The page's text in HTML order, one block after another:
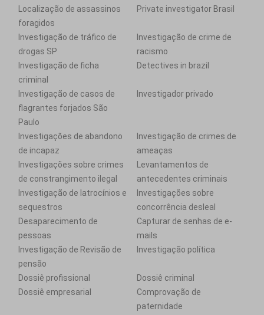
Localização de assassinos
foragidos
Private investigator Brasil
Investigação de tráfico de
drogas SP
Investigação de crime de
racismo
Investigação de ficha
criminal
Detectives in brazil
Investigação de casos de
flagrantes forjados São
Paulo
Investigador privado
Investigações de abandono
de incapaz
Investigação de crimes de
ameaças
Investigações sobre crimes
de constrangimento ilegal
Levantamentos de
antecedentes criminais
Investigação de latrocínios e
sequestros
Investigações sobre
concorrência desleal
Desaparecimento de
pessoas
Capturar de senhas de e-
mails
Investigação de Revisão de
pensão
Investigação política
Dossiê profissional
Dossiê criminal
Dossiê empresarial
Comprovação de
paternidade